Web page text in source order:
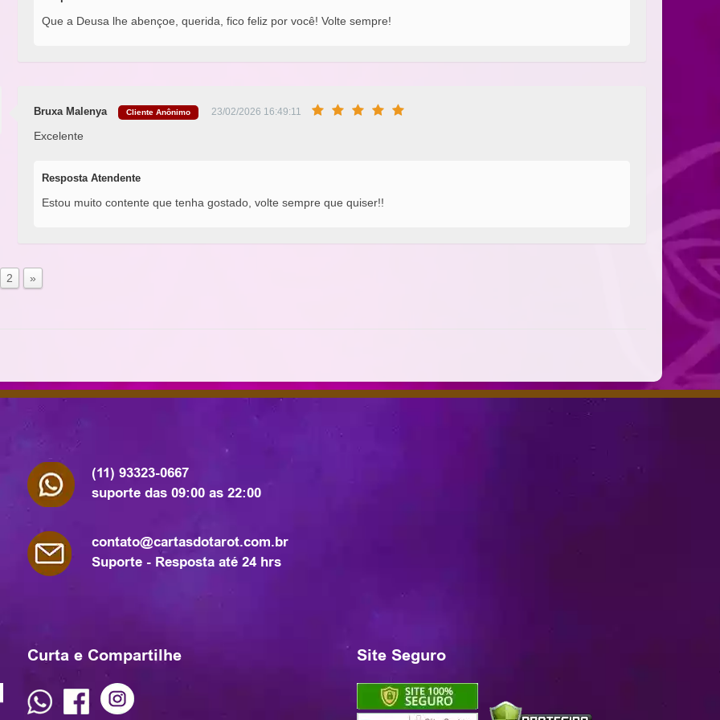
Que a Deusa lhe abençoe, querida, fico feliz por você! Volte sempre!
Bruxa Malenya Cliente Anônimo 23/02/2026 16:49:11
Excelente
Resposta Atendente
Estou muito contente que tenha gostado, volte sempre que quiser!!
2 »
(11) 93323-0667
suporte das 09:00 as 22:00
contato@cartasdotarot.com.br
Suporte - Resposta até 24 hrs
Curta e Compartilhe Site Seguro